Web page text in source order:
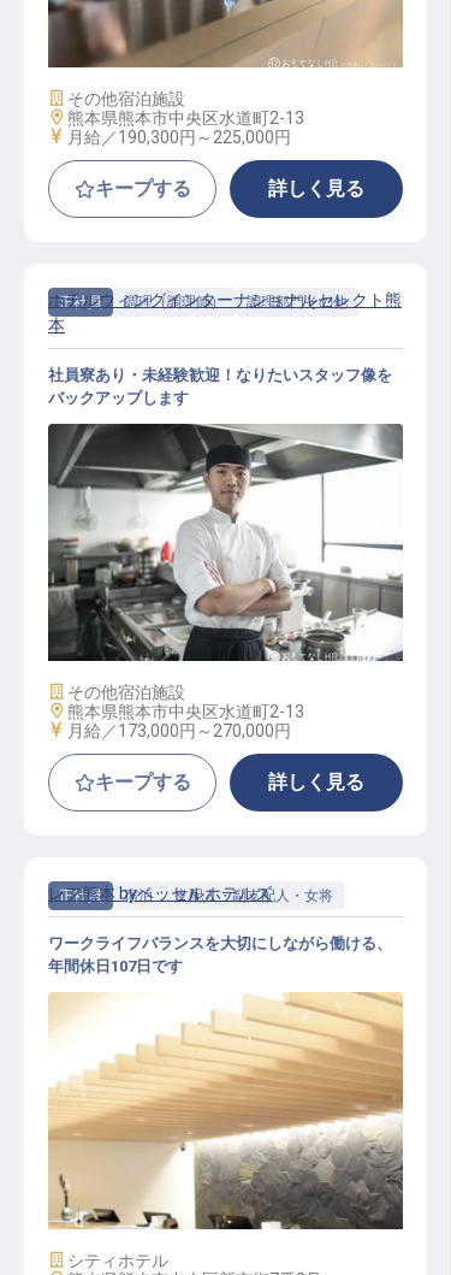
施設業態
その他宿泊施設
勤務地
熊本県熊本市中央区水道町2-13
給与
月給／190,300円～ 225,000円
キープする 詳しく見る
正社員 調理（調理師） 調理部門その他
調理スタッフ
ホテルウィングインターナショナルセレクト熊
本
社員寮あり・未経験歓迎！なりたいスタッフ像を
バックアップします
施設業態
その他宿泊施設
勤務地
熊本県熊本市中央区水道町2-13
給与
月給／173,000円～ 270,000円
キープする 詳しく見る
正社員 宿泊 支配人・副支配人・女将
支配人・副支配人候補
レフ熊本 byベッセルホテルズ
ワークライフバランスを大切にしながら働ける、
年間休日107日です
施設業態
シティホテル